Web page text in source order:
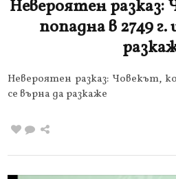
Невероятен
попадна в 2749 г.
Невероятен разказ: Човекът,
се върна да разкаже